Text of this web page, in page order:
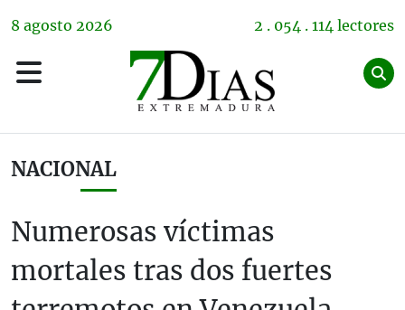
8 agosto 2026 2 . 054 . 114 lectores
NACIONAL
Numerosas víctimas
mortales tras dos fuertes